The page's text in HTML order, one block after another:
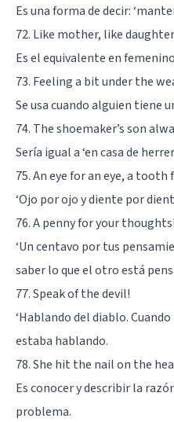
Es una forma de decir:
72. Like mother, like
Es el equivalente en
73. Feeling a bit under the
Se usa cuando alguien tiene
74. The shoemaker’s son
Sería igual a ‘en casa de
75. An eye for an eye, a
‘Ojo por ojo y diente por
76. A penny for your thoughts!
‘Un centavo por tus
saber lo que el otro está
77. Speak of the devil!
‘Hablando del diablo.
estaba hablando.
78. She hit the nail on the
Es conocer y describir la
problema.